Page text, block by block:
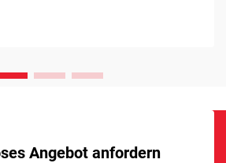
Angebot anfordern